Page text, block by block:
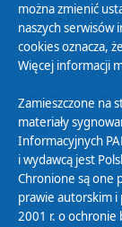
Polityka
Zasady
Organizacje
Cyfryzacja DAB+
Polityka
Abonament
Zamówienia
można zmienić
naszych serwisów
cookies oznacza,
Więcej informacji
Zamieszczone na
materiały
Informacyjnych
i wydawcą jest
Chronione są one
prawie autorskim i
2001 r. o ochronie